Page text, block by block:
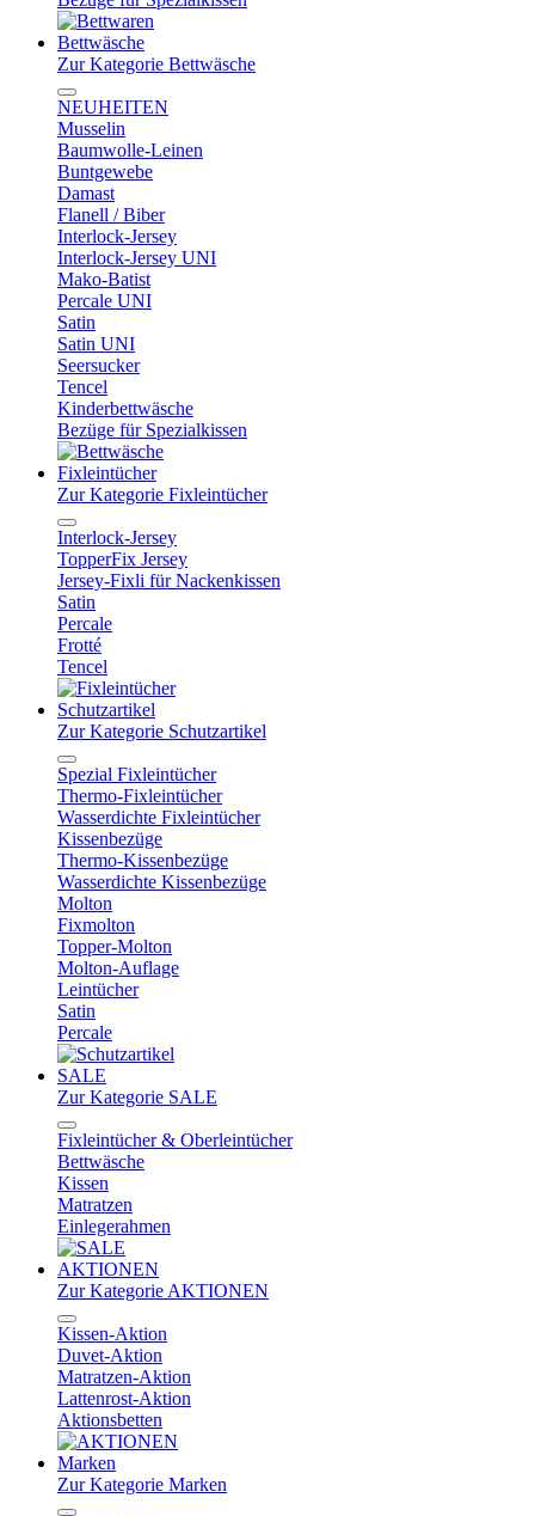
Bettwäsche
Zur Kategorie Bettwäsche
NEUHEITEN
Musselin
Baumwolle-Leinen
Buntgewebe
Damast
Flanell / Biber
Interlock-Jersey
Interlock-Jersey UNI
Mako-Batist
Percale UNI
Satin
Satin UNI
Seersucker
Tencel
Kinderbettwäsche
Bezüge für Spezialkissen
Fixleintücher
Zur Kategorie Fixleintücher
Interlock-Jersey
TopperFix Jersey
Jersey-Fixli für Nackenkissen
Satin
Percale
Frotté
Tencel
Schutzartikel
Zur Kategorie Schutzartikel
Spezial Fixleintücher
Thermo-Fixleintücher
Wasserdichte Fixleintücher
Kissenbezüge
Thermo-Kissenbezüge
Wasserdichte Kissenbezüge
Molton
Fixmolton
Topper-Molton
Molton-Auflage
Leintücher
Satin
Percale
SALE
Zur Kategorie SALE
Fixleintücher & Oberleintücher
Bettwäsche
Kissen
Matratzen
Einlegerahmen
AKTIONEN
Zur Kategorie AKTIONEN
Kissen-Aktion
Duvet-Aktion
Matratzen-Aktion
Lattenrost-Aktion
Aktionsbetten
Marken
Zur Kategorie Marken